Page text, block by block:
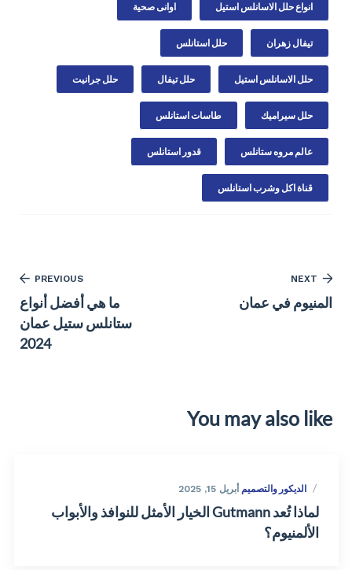
انواع حلل الاسانلس استيل اوانى صحية
تيفال زهران حلل استانلس
حلل الاسانلس استيل حلل تيفال حلل جرانيت
حلل سيراميك طاسات استانلس
عالم مروه ستانلس قدور استانلس
قناة اكل وشرب استانلس
PREVIOUS
ما هي أفضل أنواع
ستانلس ستيل عمان
2024
NEXT
المنيوم في عمان
You may also like
الديكور والتصميم أبريل 15, 2025
لماذا تُعد Gutmann الخيار الأمثل للنوافذ والأبواب
الألمنيوم؟